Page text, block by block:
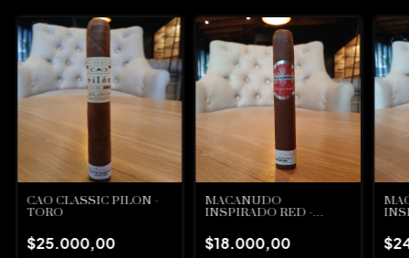
CAO CLASSIC PILON -
TORO
$25.000,00
MACANUDO
INSPIRADO RED -
PRESSED
$18.000,00